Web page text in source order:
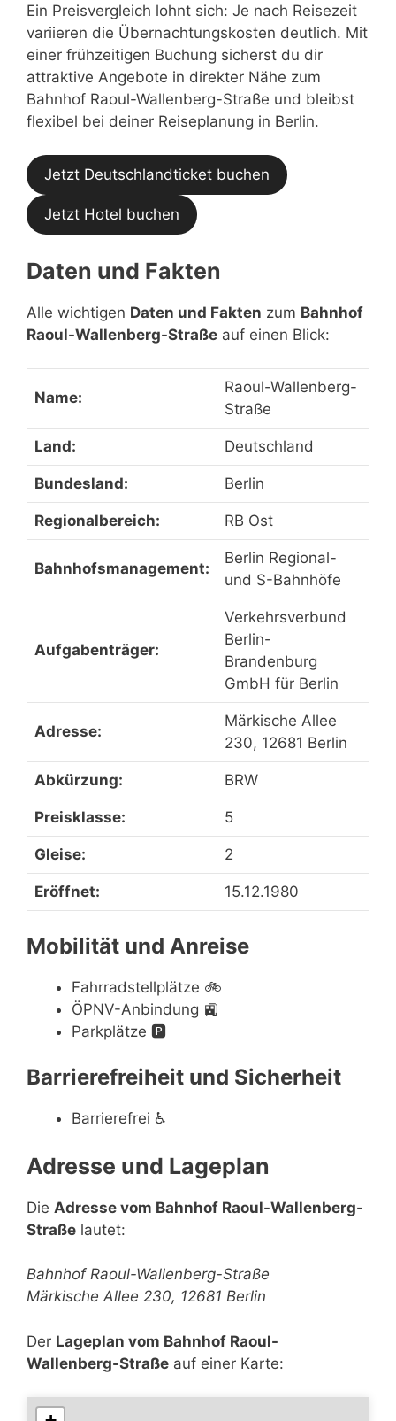
Ein Preisvergleich lohnt sich: Je nach Reisezeit
variieren die Übernachtungskosten deutlich. Mit
einer frühzeitigen Buchung sicherst du dir
attraktive Angebote in direkter Nähe zum
Bahnhof Raoul-Wallenberg-Straße und bleibst
flexibel bei deiner Reiseplanung in Berlin.
Jetzt Deutschlandticket buchen
Jetzt Hotel buchen
Daten und Fakten
Alle wichtigen Daten und Fakten zum Bahnhof
Raoul-Wallenberg-Straße auf einen Blick:
Name:
Raoul-Wallenberg-
Straße
Land: Deutschland
Bundesland: Berlin
Regionalbereich: RB Ost
Bahnhofsmanagement:
Berlin Regional-
und S-Bahnhöfe
Aufgabenträger:
Verkehrsverbund
Berlin-
Brandenburg
GmbH für Berlin
Adresse:
Märkische Allee
230, 12681 Berlin
Abkürzung: BRW
Preisklasse: 5
Gleise: 2
Eröffnet: 15.12.1980
Mobilität und Anreise
Fahrradstellplätze 🚲
ÖPNV-Anbindung 🚉
Parkplätze 🅿️
Barrierefreiheit und Sicherheit
Barrierefrei ♿
Adresse und Lageplan
Die Adresse vom Bahnhof Raoul-Wallenberg-
Straße lautet:
Bahnhof Raoul-Wallenberg-Straße
Märkische Allee 230, 12681 Berlin
Der Lageplan vom Bahnhof Raoul-
Wallenberg-Straße auf einer Karte: